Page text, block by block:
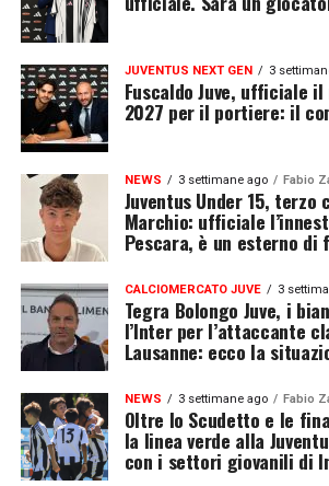
JUVENTUS NEXT GEN 3
Fuscaldo Juve, ufficiale
2027 per il portiere: il
NEWS 3 settimane ago Fabio
Juventus Under 15,
Marchio: ufficiale
Pescara, è un esterno di
CALCIOMERCATO JUVE 3
Tegra Bolongo Juve, i
l’Inter per l’attaccante
Lausanne: ecco la
NEWS 3 settimane ago Fabio
Oltre lo Scudetto e le
la linea verde alla
con i settori giovanili di